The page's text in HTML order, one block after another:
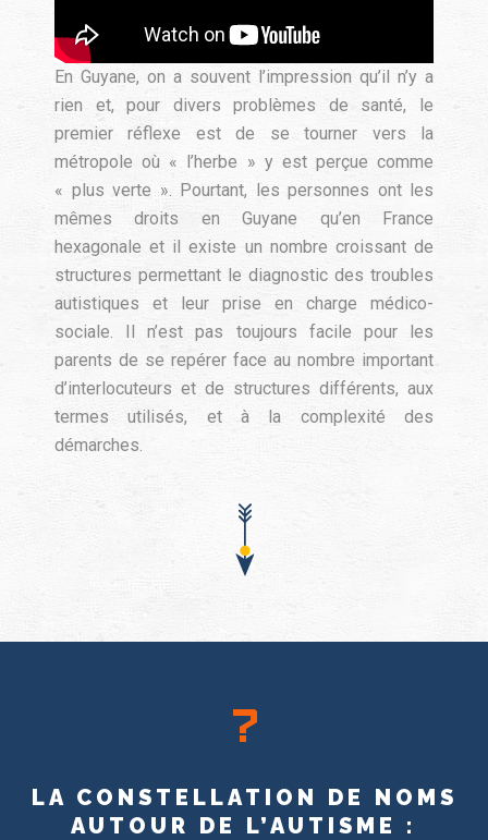
En Guyane, on a souvent l’impression qu’il n’y a
rien et, pour divers problèmes de santé, le
premier réflexe est de se tourner vers la
métropole où « l’herbe » y est perçue comme
« plus verte ». Pourtant, les personnes ont les
mêmes droits en Guyane qu’en France
hexagonale et il existe un nombre croissant de
structures permettant le diagnostic des troubles
autistiques et leur prise en charge médico-
sociale. Il n’est pas toujours facile pour les
parents de se repérer face au nombre important
d’interlocuteurs et de structures différents, aux
termes utilisés, et à la complexité des
démarches.
LA CONSTELLATION DE NOMS
AUTOUR DE L’AUTISME :